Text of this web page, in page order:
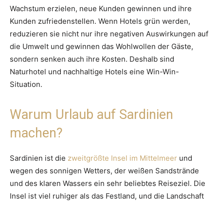
Wachstum erzielen, neue Kunden gewinnen und ihre
Kunden zufriedenstellen. Wenn Hotels grün werden,
reduzieren sie nicht nur ihre negativen Auswirkungen auf
die Umwelt und gewinnen das Wohlwollen der Gäste,
sondern senken auch ihre Kosten. Deshalb sind
Naturhotel und nachhaltige Hotels eine Win-Win-
Situation.
Warum Urlaub auf Sardinien
machen?
Sardinien ist die zweitgrößte Insel im Mittelmeer und
wegen des sonnigen Wetters, der weißen Sandstrände
und des klaren Wassers ein sehr beliebtes Reiseziel. Die
Insel ist viel ruhiger als das Festland, und die Landschaft